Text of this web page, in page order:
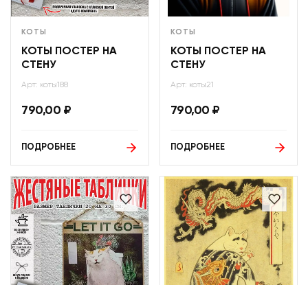
КОТЫ
КОТЫ ПОСТЕР НА
СТЕНУ
Арт: коты188
790,00 ₽
ПОДРОБНЕЕ
КОТЫ
КОТЫ ПОСТЕР НА
СТЕНУ
Арт: коты21
790,00 ₽
ПОДРОБНЕЕ